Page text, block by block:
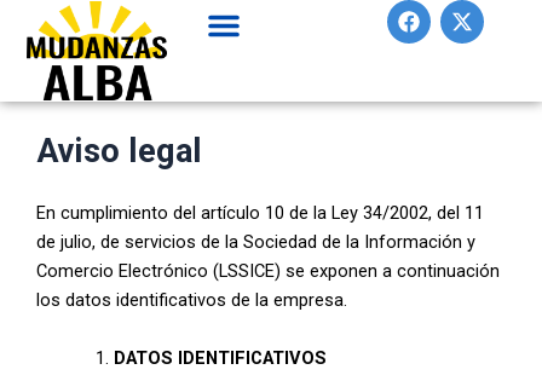
contenido
F
a
b
X
-
i
Aviso legal
En cumplimiento del artículo 10 de la Ley 34/2002, del 11
de julio, de servicios de la Sociedad de la Información y
Comercio Electrónico (LSSICE) se exponen a continuación
los datos identificativos de la empresa.
DATOS IDENTIFICATIVOS